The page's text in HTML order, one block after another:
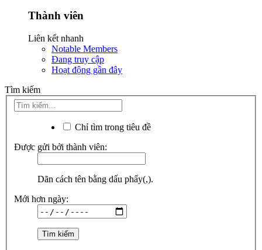
Thành viên
Liên kết nhanh
Notable Members
Đang truy cập
Hoạt động gần đây
Tìm kiếm
Chỉ tìm trong tiêu đề
Được gửi bởi thành viên:
Dãn cách tên bằng dấu phẩy(,).
Mới hơn ngày: